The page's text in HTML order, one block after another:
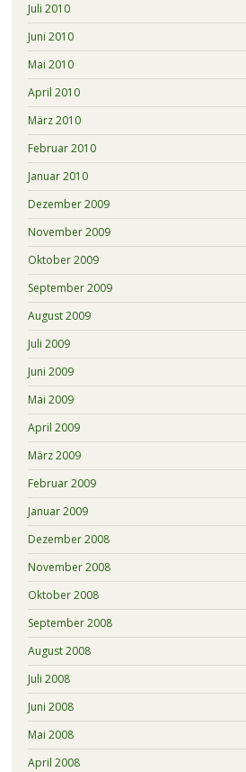
Juli 2010
Juni 2010
Mai 2010
April 2010
März 2010
Februar 2010
Januar 2010
Dezember 2009
November 2009
Oktober 2009
September 2009
August 2009
Juli 2009
Juni 2009
Mai 2009
April 2009
März 2009
Februar 2009
Januar 2009
Dezember 2008
November 2008
Oktober 2008
September 2008
August 2008
Juli 2008
Juni 2008
Mai 2008
April 2008